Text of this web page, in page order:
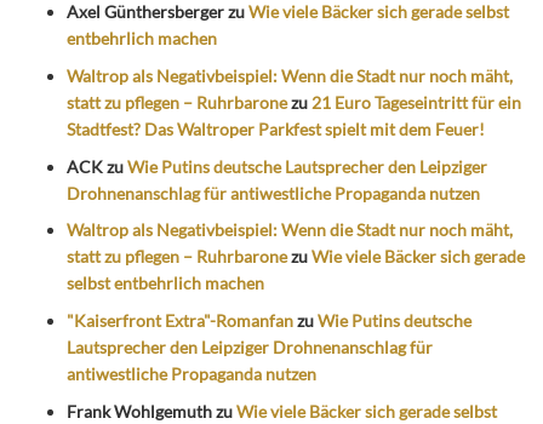
Axel GünthersbergerzuWie viele Bäcker sich gerade selbst
entbehrlich machen
Waltrop als Negativbeispiel: Wenn die Stadt nur noch mäht,
statt zu pflegen – Ruhrbaronezu 21 Euro Tageseintritt für ein
Stadtfest? Das Waltroper Parkfest spielt mit dem Feuer!
ACKzuWie Putins deutsche Lautsprecher den Leipziger
Drohnenanschlag für antiwestliche Propaganda nutzen
Waltrop als Negativbeispiel: Wenn die Stadt nur noch mäht,
statt zu pflegen – RuhrbaronezuWie viele Bäcker sich gerade
selbst entbehrlich machen
"Kaiserfront Extra"-RomanfanzuWie Putins deutsche
Lautsprecher den Leipziger Drohnenanschlag für
antiwestliche Propaganda nutzen
Frank WohlgemuthzuWie viele Bäcker sich gerade selbst